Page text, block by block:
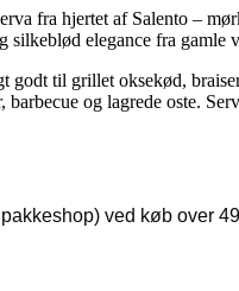
fra hjertet af Salento –
silkeblød elegance fra gamle
godt til grillet oksekød,
barbecue og lagrede oste.
ved køb over